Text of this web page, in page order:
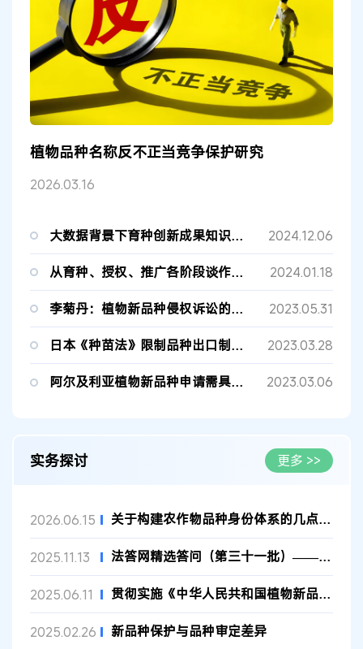
植物品种名称反不正当竞争保护研究
2026.03.16
大数据背景下育种创新成果知识产权保护 2024.12.06
从育种、授权、推广各阶段谈作物创新成果保护 2024.01.18
李菊丹：植物新品种侵权诉讼的证明责任分配 2023.05.31
日本《种苗法》限制品种出口制度及其启示 2023.03.28
阿尔及利亚植物新品种申请需具备的客观条件 2023.03.06
实务探讨 更多 >>
2026.06.15 关于构建农作物品种身份体系的几点思考
2025.11.13 法答网精选答问（第三十一批）——植物新品种专题
2025.06.11 贯彻实施《中华人民共和国植物新品种保护条例》，为强化知识产权...
2025.02.26 新品种保护与品种审定差异